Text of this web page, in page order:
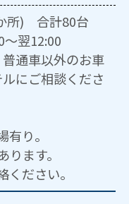
所) 合計80台
翌12:00
通車以外のお車
にご相談くださ
り。
ます。
ださい。